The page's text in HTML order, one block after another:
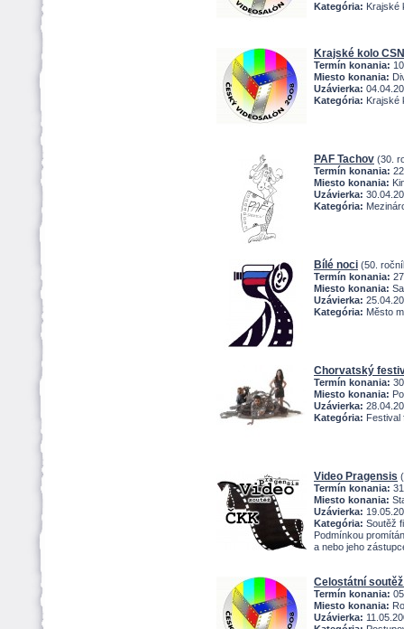
Kategória: Krajské
Krajské kolo
Termín konania:
Miesto konania:
Uzávierka:
Kategória: Krajské
PAF Tachov (30.
Termín konania:
Miesto konania:
Uzávierka:
Kategória:
Bílé noci (50.
Termín konania:
Miesto konania:
Uzávierka:
Kategória: Město
Chorvatský
Termín konania:
Miesto konania:
Uzávierka:
Kategória: Festival
Video Pragensis
Termín konania:
Miesto konania:
Uzávierka:
Kategória: Soutěž
Podmínkou
a nebo jeho
Celostátní soutěž
Termín konania:
Miesto konania:
Uzávierka: